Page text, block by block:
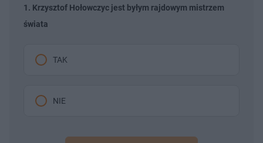
1. Krzysztof Hołowczyc jest byłym rajdowym mistrzem
świata
TAK
NIE